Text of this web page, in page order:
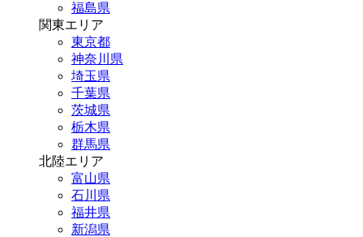
福島県
関東エリア
東京都
神奈川県
埼玉県
千葉県
茨城県
栃木県
群馬県
北陸エリア
富山県
石川県
福井県
新潟県